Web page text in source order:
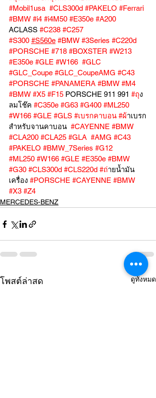
#Mobil1usa #CLS300d #PAKELO #Ferrari
#BMW #i4 #i4M50 #E350e #A200
ACLASS #C238 #C257
#S300 #S560e #BMW #3Series #C220d
#PORSCHE #718 #BOXSTER #W213
#E350e #GLE #W166 #GLC
#GLC_Coupe #GLC_CoupeAMG #C43
#PORSCHE #PANAMERA #BMW #M4
#BMW #X5 #F15 PORSCHE 911 991 #ถุง
ลมโช๊ค #C350e #G63 #G400 #ML250
#W166 #GLE #GLS #เบรกคาบอน #ผ้าเบรก
สำหรับจานคาบอน #CAYENNE #BMW
#CLA200 #CLA25 #GLA #AMG #C43
#PAKELO #BMW_7Series #G12
#ML250 #W166 #GLE #E350e #BMW
#G30 #CLS300d #CLS220d #ถ่ายน้ำมัน
เครื่อง #PORSCHE #CAYENNE #BMW
#X3 #Z4
MERCEDES-BENZ
โพสต์ล่าสุด ดูทั้งหมด